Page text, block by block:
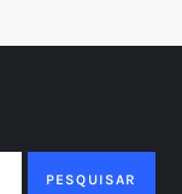
PESQUISAR